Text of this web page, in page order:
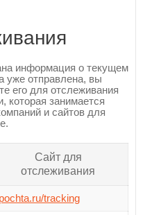
информация о текущем
уже отправлена, вы
его для отслеживания
которая занимается
и сайтов для
Сайт для
отслеживания
pochta.ru/tracking